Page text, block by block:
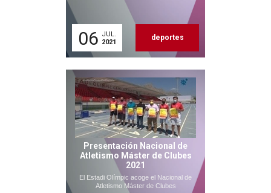
06 JUL.
2021
deportes
Presentación Nacional de
Atletismo Máster de Clubes
2021
El Estadi Olímpic acoge el Nacional de
Atletismo Máster de Clubes